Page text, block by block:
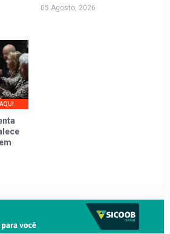
05 Agosto, 2026